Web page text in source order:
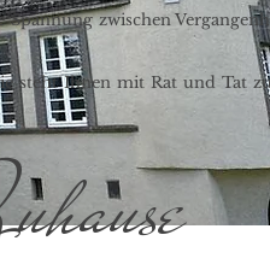
zwischen
steht Ihnen mit Rat und Tat